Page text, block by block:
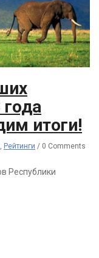
итоги!
, Рейтинги / 0 Comments
Республики